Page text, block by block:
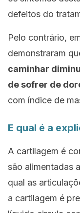
defeitos do
Pelo contrário,
demonstraram
caminhar
de sofrer de
com índice de
E qual é a
A cartilagem é
são alimentadas
qual as
a cartilagem é